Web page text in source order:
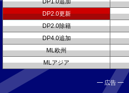
DP1.0追加
DP2.0更新
DP2.0除籍
DP4.0追加
ML欧州
MLアジア
━ 広告 ━